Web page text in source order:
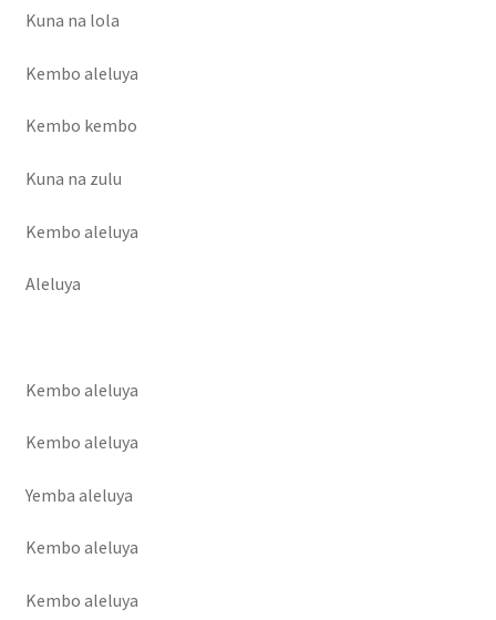
Hotel
inscrieleve
inscription des etudiants
Inscription élève
Kuna na lola
Kembo aleluya
Kembo kembo
Kuna na zulu
Kembo aleluya
Aleluya
Kembo aleluya
Kembo aleluya
Yemba aleluya
Kembo aleluya
Kembo aleluya